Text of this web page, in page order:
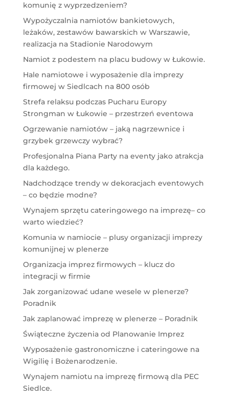
komunię z wyprzedzeniem?
Wypożyczalnia namiotów bankietowych,
leżaków, zestawów bawarskich w Warszawie,
realizacja na Stadionie Narodowym
Namiot z podestem na placu budowy w Łukowie.
Hale namiotowe i wyposażenie dla imprezy
firmowej w Siedlcach na 800 osób
Strefa relaksu podczas Pucharu Europy
Strongman w Łukowie – przestrzeń eventowa
Ogrzewanie namiotów – jaką nagrzewnice i
grzybek grzewczy wybrać?
Profesjonalna Piana Party na eventy jako atrakcja
dla każdego.
Nadchodzące trendy w dekoracjach eventowych
– co będzie modne?
Wynajem sprzętu cateringowego na imprezę– co
warto wiedzieć?
Komunia w namiocie – plusy organizacji imprezy
komunijnej w plenerze
Organizacja imprez firmowych – klucz do
integracji w firmie
Jak zorganizować udane wesele w plenerze?
Poradnik
Jak zaplanować imprezę w plenerze – Poradnik
Świąteczne życzenia od Planowanie Imprez
Wyposażenie gastronomiczne i cateringowe na
Wigilię i Bożenarodzenie.
Wynajem namiotu na imprezę firmową dla PEC
Siedlce.